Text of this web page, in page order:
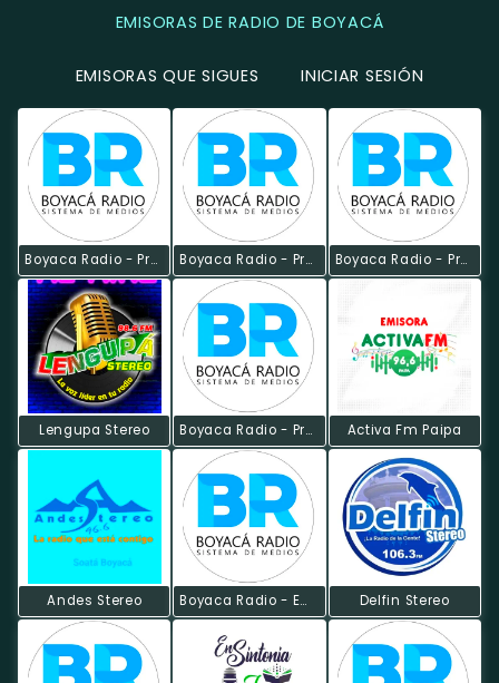
EMISORAS DE RADIO DE BOYACÁ
EMISORAS QUE SIGUES INICIAR SESIÓN
Boyaca Radio - Provincia Gutiérrez Boyaca Radio - Provincia Occidente Boyaca Radio - Provincia Márquez
Lengupa Stereo Boyaca Radio - Provincia Libertad Activa Fm Paipa
Andes Stereo Boyaca Radio - Emisora Global Delfin Stereo